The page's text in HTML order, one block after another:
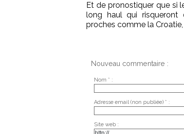
Et de pronostiquer que si
long haul qui risqueront
proches comme la
Nouveau commentaire :
Nom * :
Adresse email (non publiée) * :
Site web :